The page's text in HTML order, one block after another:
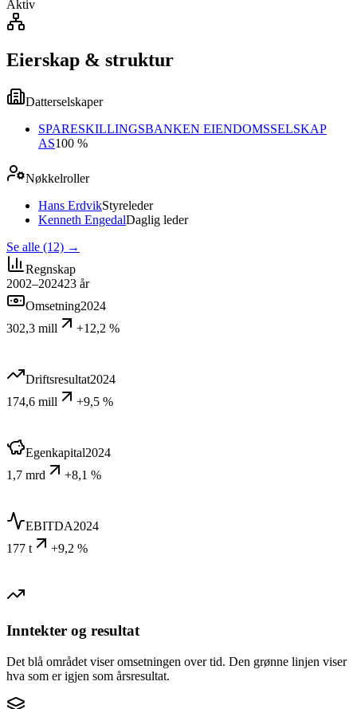
Aktiv
Eierskap & struktur
Datterselskaper
SPARESKILLINGSBANKEN EIENDOMSSELSKAP
AS100 %
Nøkkelroller
Hans ErdvikStyreleder
Kenneth EngedalDaglig leder
Se alle (12) →
Regnskap
2002–202423 år
Omsetning2024
302,3 mill
+12,2 %
Driftsresultat2024
174,6 mill
+9,5 %
Egenkapital2024
1,7 mrd
+8,1 %
EBITDA2024
177 t
+9,2 %
Inntekter og resultat
Det blå området viser omsetningen over tid. Den grønne linjen viser
hva som er igjen som årsresultat.